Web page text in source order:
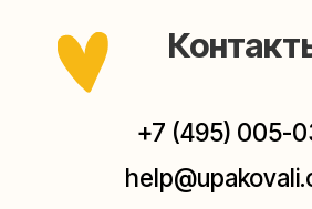
(как пройти)
Мастерская на Плющихе
+7 (980) 495-03-13